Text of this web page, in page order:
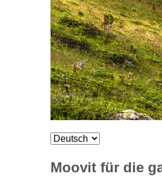
Moovit für die